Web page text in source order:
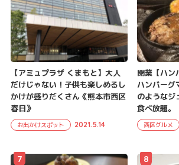
【アミュプラザ くまもと】大人
だけじゃない！子供も楽しめるし
かけが盛りだくさん《熊本市西区
春日》
お出かけスポット 2021.5.14
閉業【ハン
ハンバーグ
のようなジ
食べ放題。
西区グルメ
7 8